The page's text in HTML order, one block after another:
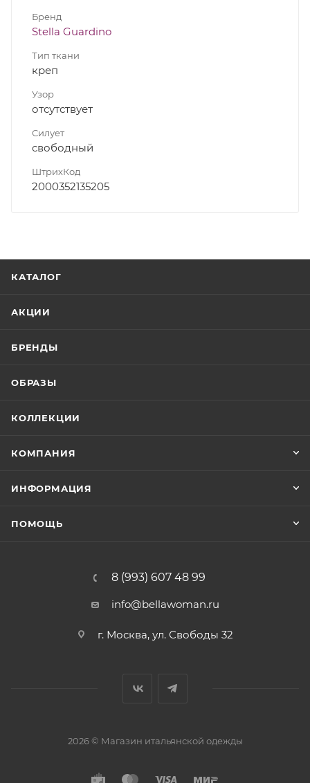
Бренд
Stella Guardino
Тип ткани
креп
Узор
отсутствует
Силует
свободный
ШтрихКод
2000352135205
КАТАЛОГ
АКЦИИ
БРЕНДЫ
ОБРАЗЫ
КОЛЛЕКЦИИ
КОМПАНИЯ
ИНФОРМАЦИЯ
ПОМОЩЬ
8 (993) 607 48 99
info@bellawoman.ru
г. Москва, ул. Свободы 32
2026 © Магазин итальянской одежды